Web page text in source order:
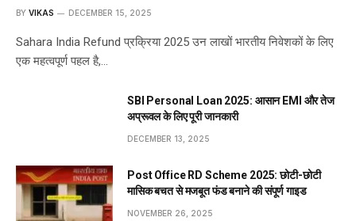
BY VIKAS DECEMBER 15, 2025
Sahara India Refund प्रक्रिया 2025 उन लाखों भारतीय निवेशकों के लिए
एक महत्वपूर्ण पहल है,…
SBI Personal Loan 2025: आसान EMI और तेज
अप्रूवल के लिए पूरी जानकारी
DECEMBER 13, 2025
Post Office RD Scheme 2025: छोटी-छोटी
मासिक बचत से मजबूत फंड बनाने की संपूर्ण गाइड
NOVEMBER 26, 2025